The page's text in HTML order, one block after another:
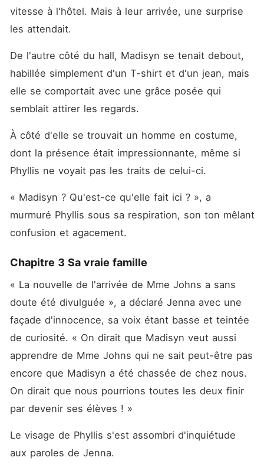
vitesse à l'hôtel. Mais à leur arrivée, une surprise
les attendait.
De l'autre côté du hall, Madisyn se tenait debout,
habillée simplement d'un T-shirt et d'un jean, mais
elle se comportait avec une grâce posée qui
semblait attirer les regards.
À côté d'elle se trouvait un homme en costume,
dont la présence était impressionnante, même si
Phyllis ne voyait pas les traits de celui-ci.
« Madisyn ? Qu'est-ce qu'elle fait ici ? », a
murmuré Phyllis sous sa respiration, son ton mêlant
confusion et agacement.
Chapitre 3 Sa vraie famille
« La nouvelle de l'arrivée de Mme Johns a sans
doute été divulguée », a déclaré Jenna avec une
façade d'innocence, sa voix étant basse et teintée
de curiosité. « On dirait que Madisyn veut aussi
apprendre de Mme Johns qui ne sait peut-être pas
encore que Madisyn a été chassée de chez nous.
On dirait que nous pourrions toutes les deux finir
par devenir ses élèves ! »
Le visage de Phyllis s'est assombri d'inquiétude
aux paroles de Jenna.